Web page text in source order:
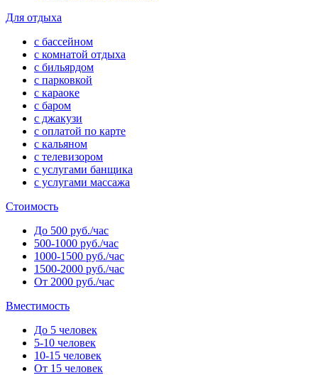
Для отдыха
с бассейном
с комнатой отдыха
с бильярдом
с парковкой
с караоке
с баром
с джакузи
с оплатой по карте
с кальяном
с телевизором
с услугами банщика
с услугами массажа
Стоимость
До 500 руб./час
500-1000 руб./час
1000-1500 руб./час
1500-2000 руб./час
От 2000 руб./час
Вместимость
До 5 человек
5-10 человек
10-15 человек
От 15 человек